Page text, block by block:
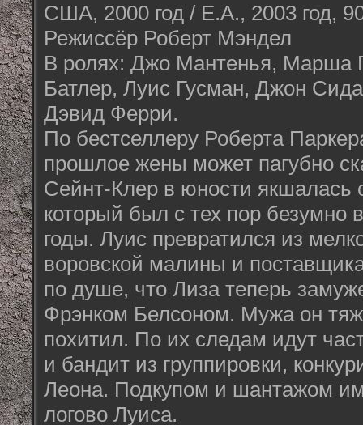
США, 2000 год / Е.А., 2003 год,
Режиссёр Роберт Мэндел
В ролях: Джо Мантенья, Марша
Батлер, Луис Гусман, Джон
Дэвид Ферри.
По бестселлеру Роберта
прошлое жены может пагубно
Сейнт-Клер в юности
который был с тех пор
годы. Луис превратился из
воровской малины и
по душе, что Лиза теперь
Фрэнком Белсоном. Мужа он
похитил. По их следам идут
и бандит из группировки,
Леона. Подкупом и шантажом им
логово Луиса.